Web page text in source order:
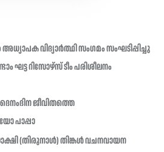
വിദ്യാർത്ഥി സംഗമം സംഘടിപ്പിച്ചു
ഘട്ട റിസോഴ്സ് ടീം പരിശീലനം
ജീവിതത്തെ
പാപ്പാ
(തിരുനാൾ) തിങ്കൾ വചനവായന